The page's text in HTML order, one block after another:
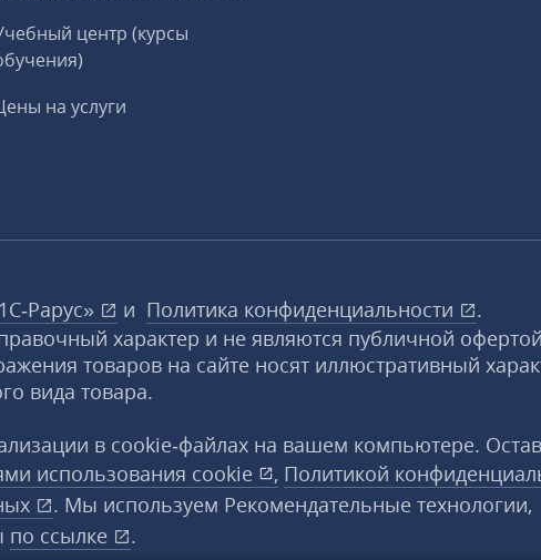
центр (курсы
на услуги
и Политика конфиденциальности
.
характер и не являются публичной
товаров на сайте носят иллюстративный
вида товара.
в cookie‑файлах на вашем компьютере.
использования cookie , Политикой
. Мы используем Рекомендательные технологии,
по ссылке
.